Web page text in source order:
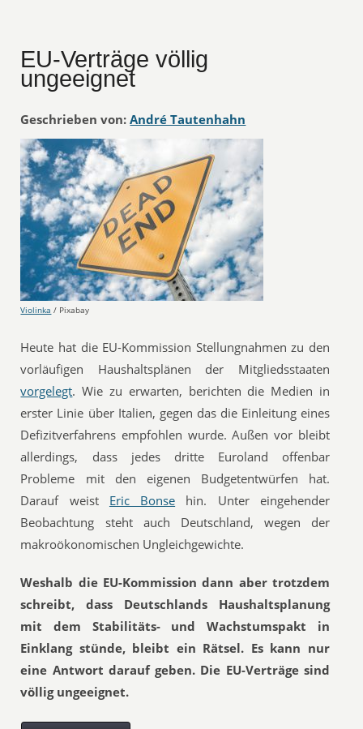
EU-Verträge völlig
ungeeignet
Geschrieben von: André Tautenhahn
Violinka / Pixabay
Heute hat die EU-Kommission Stellungnahmen zu den
vorläufigen Haushaltsplänen der Mitgliedsstaaten
vorgelegt. Wie zu erwarten, berichten die Medien in
erster Linie über Italien, gegen das die Einleitung eines
Defizitverfahrens empfohlen wurde. Außen vor bleibt
allerdings, dass jedes dritte Euroland offenbar
Probleme mit den eigenen Budgetentwürfen hat.
Darauf weist Eric Bonse hin. Unter eingehender
Beobachtung steht auch Deutschland, wegen der
makroökonomischen Ungleichgewichte.
Weshalb die EU-Kommission dann aber trotzdem
schreibt, dass Deutschlands Haushaltsplanung
mit dem Stabilitäts- und Wachstumspakt in
Einklang stünde, bleibt ein Rätsel. Es kann nur
eine Antwort darauf geben. Die EU-Verträge sind
völlig ungeeignet.